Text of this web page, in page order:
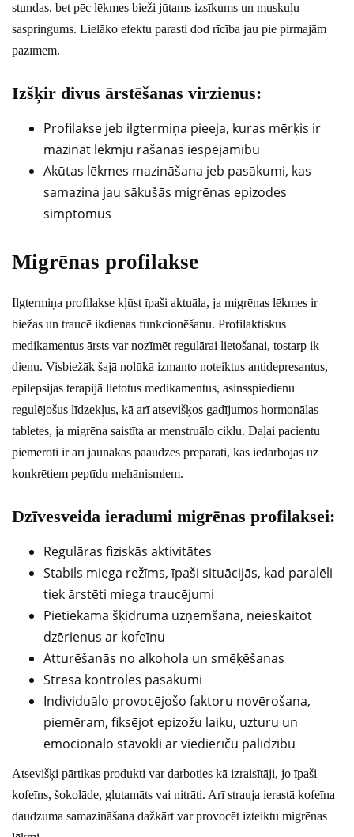
stundas, bet pēc lēkmes bieži jūtams izsīkums un muskuļu
saspringums. Lielāko efektu parasti dod rīcība jau pie pirmajām
pazīmēm.
Izšķir divus ārstēšanas virzienus:
Profilakse jeb ilgtermiņa pieeja, kuras mērķis ir
mazināt lēkmju rašanās iespējamību
Akūtas lēkmes mazināšana jeb pasākumi, kas
samazina jau sākušās migrēnas epizodes
simptomus
Migrēnas profilakse
Ilgtermiņa profilakse kļūst īpaši aktuāla, ja migrēnas lēkmes ir
biežas un traucē ikdienas funkcionēšanu. Profilaktiskus
medikamentus ārsts var nozīmēt regulārai lietošanai, tostarp ik
dienu. Visbiežāk šajā nolūkā izmanto noteiktus antidepresantus,
epilepsijas terapijā lietotus medikamentus, asinsspiedienu
regulējošus līdzekļus, kā arī atsevišķos gadījumos hormonālas
tabletes, ja migrēna saistīta ar menstruālo ciklu. Daļai pacientu
piemēroti ir arī jaunākas paaudzes preparāti, kas iedarbojas uz
konkrētiem peptīdu mehānismiem.
Dzīvesveida ieradumi migrēnas profilaksei:
Regulāras fiziskās aktivitātes
Stabils miega režīms, īpaši situācijās, kad paralēli
tiek ārstēti miega traucējumi
Pietiekama šķidruma uzņemšana, neieskaitot
dzērienus ar kofeīnu
Atturēšanās no alkohola un smēķēšanas
Stresa kontroles pasākumi
Individuālo provocējošo faktoru novērošana,
piemēram, fiksējot epizožu laiku, uzturu un
emocionālo stāvokli ar viedierīču palīdzību
Atsevišķi pārtikas produkti var darboties kā izraisītāji, jo īpaši
kofeīns, šokolāde, glutamāts vai nitrāti. Arī strauja ierastā kofeīna
daudzuma samazināšana dažkārt var provocēt izteiktu migrēnas